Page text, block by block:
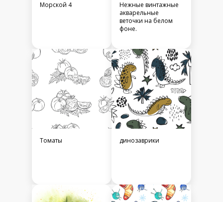
Морской 4
Нежные винтажные
акварельные
веточки на белом
фоне.
Томаты динозаврики